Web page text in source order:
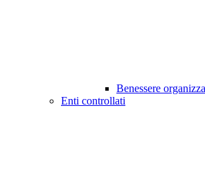
Benessere
Enti controllati